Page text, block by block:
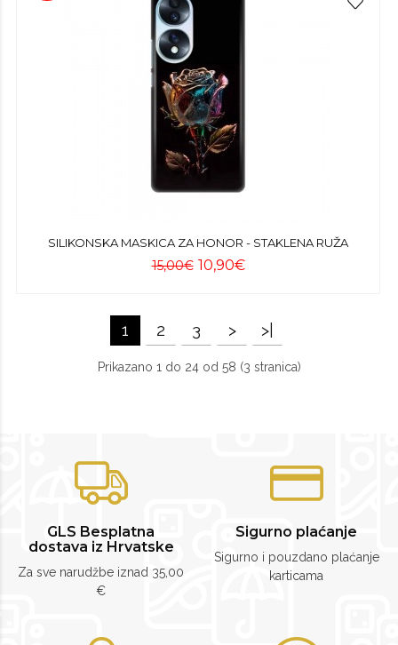
SILIKONSKA MASKICA ZA HONOR - STAKLENA RUŽA
15,00€ 10,90€
1 2 3 > >|
Prikazano 1 do 24 od 58 (3 stranica)
GLS Besplatna
dostava iz Hrvatske
Za sve narudžbe iznad 35,00
€
Sigurno plaćanje
Sigurno i pouzdano plaćanje
karticama